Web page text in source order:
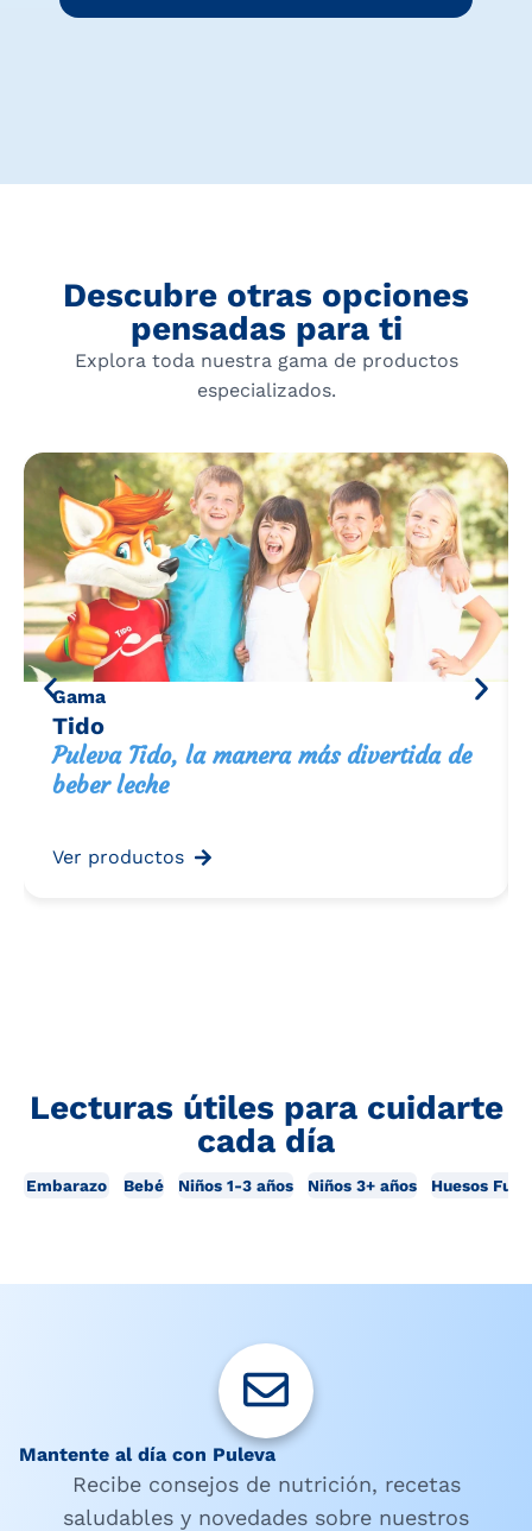
Descubre otras opciones
pensadas para ti
Explora toda nuestra gama de productos
especializados.
Gama
Tido
Puleva Tido, la manera más divertida de
beber leche
Ver productos
Lecturas útiles para cuidarte
cada día
Embarazo Bebé Niños 1-3 años Niños 3+ años Huesos
Mantente al día con Puleva
Recibe consejos de nutrición, recetas
saludables y novedades sobre nuestros